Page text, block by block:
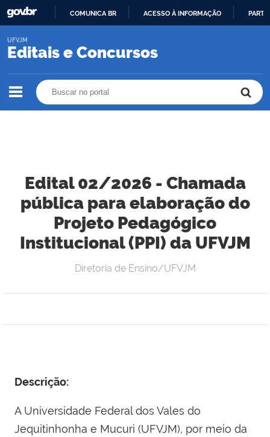
O
COMUNICA BR ACESSO À INFORMAÇÃO
Editais e Concursos
UFVJM
Edital 02/2026 - Chamada
pública para elaboração do
Projeto Pedagógico
Institucional (PPI) da UFVJM
Diretoria de Ensino/UFVJM
Descrição:
A Universidade Federal dos Vales do
Jequitinhonha e Mucuri (UFVJM), por meio da